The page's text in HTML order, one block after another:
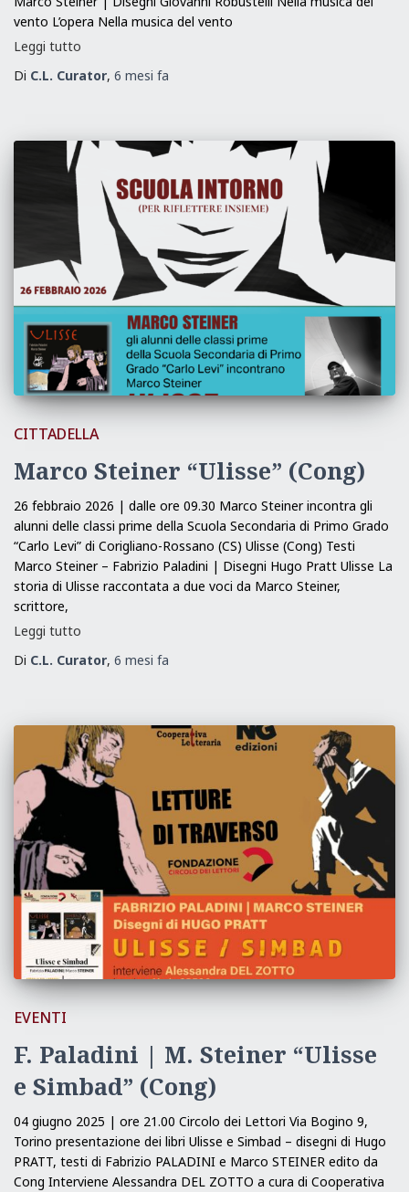
vento L’opera Nella musica del vento
Leggi tutto
Di C.L. Curator, 6 mesi fa
CITTADELLA
Marco Steiner “Ulisse” (Cong)
26 febbraio 2026 | dalle ore 09.30 Marco Steiner incontra gli
alunni delle classi prime della Scuola Secondaria di Primo Grado
“Carlo Levi” di Corigliano-Rossano (CS) Ulisse (Cong) Testi
Marco Steiner – Fabrizio Paladini | Disegni Hugo Pratt Ulisse La
storia di Ulisse raccontata a due voci da Marco Steiner,
scrittore,
Leggi tutto
Di C.L. Curator, 6 mesi fa
EVENTI
F. Paladini | M. Steiner “Ulisse
e Simbad” (Cong)
04 giugno 2025 | ore 21.00 Circolo dei Lettori Via Bogino 9,
Torino presentazione dei libri Ulisse e Simbad – disegni di Hugo
PRATT, testi di Fabrizio PALADINI e Marco STEINER edito da
Cong Interviene Alessandra DEL ZOTTO a cura di Cooperativa